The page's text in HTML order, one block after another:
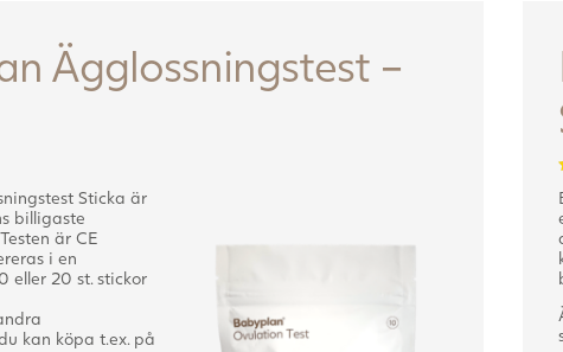
Ägglossningstest –
Sticka är
billigaste
är CE
i en
eller 20 st. stickor
kan köpa t.ex. på